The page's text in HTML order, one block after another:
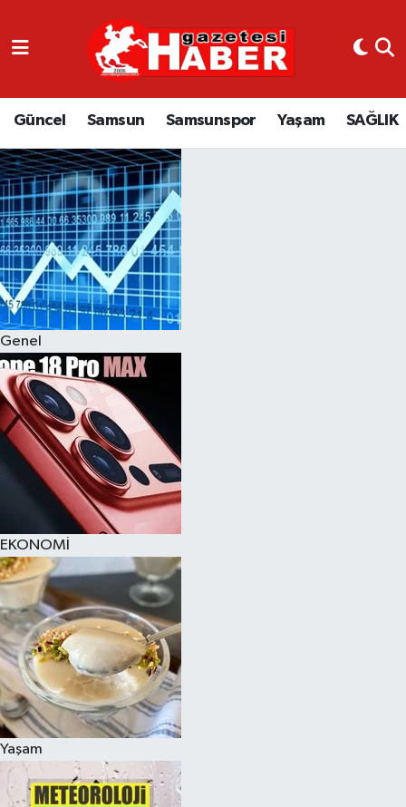
Güncel Samsun Samsunspor Yaşam SAĞLIK
Genel
EKONOMİ
Yaşam
GÜNCEL
SAMSUN
SAMSUNSPOR
EKONOMİ
YAŞAM